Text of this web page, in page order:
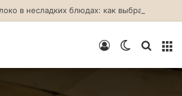
Switch
Войти